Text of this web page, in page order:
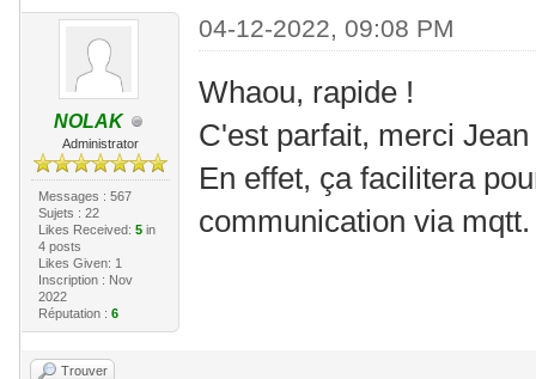
NOLAK
Administrator
Messages : 567
Sujets : 22
Likes Received: 5in
4 posts
Likes Given: 1
Inscription : Nov
2022
Réputation : 6
04-12-2022, 09:08 PM
Whaou, rapide !
C'est parfait, merci Jean
En effet, ça facilitera
communication via
Trouver